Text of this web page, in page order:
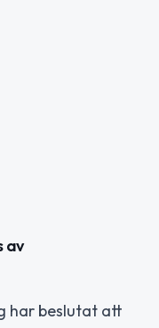
av
har beslutat att